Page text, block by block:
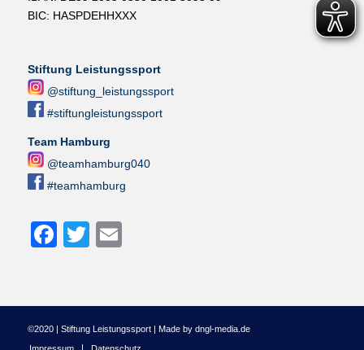
BIC: HASPDEHHXXX
Stiftung Leistungssport
@stiftung_leistungssport
#stiftungleistungssport
Team Hamburg
@teamhamburg040
#teamhamburg
Facebook
Twitter
©2020 | Stiftung Leistungssport | Made by dngl-media.de